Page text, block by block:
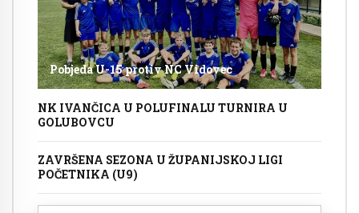
Pobjeda U-15 protiv NC Vidovec
NK IVANČICA U POLUFINALU TURNIRA U
GOLUBOVCU
ZAVRŠENA SEZONA U ŽUPANIJSKOJ LIGI
POČETNIKA (U9)